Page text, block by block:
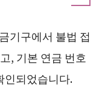
기구에서 불법 접
, 기본 연금 번호
인되었습니다.